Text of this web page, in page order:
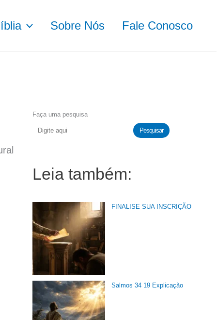
Sobre Nós Fale Conosco
Faça uma pesquisa
Pesquisar
Leia também:
FINALISE SUA INSCRIÇÃO
Salmos 34 19 Explicação